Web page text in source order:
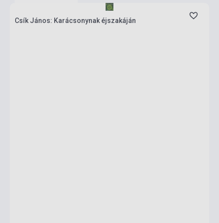
Csík János: Karácsonynak éjszakáján